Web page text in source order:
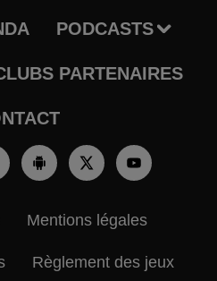
PODCASTS
PARTENAIRES
Mentions légales
Règlement des jeux